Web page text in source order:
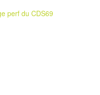
perf du CDS69